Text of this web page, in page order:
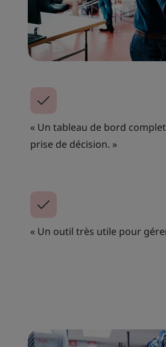
« Un tableau de bord
prise de décision. »
« Un outil très utile pour